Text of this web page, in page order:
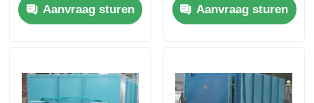
Intelligente besturing
Aanvraag sturen
Normaliseren
Aanvraag sturen